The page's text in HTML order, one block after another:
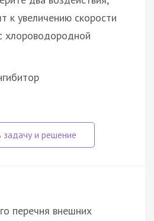
к увеличению скорости
хлороводородной
перечня внешних